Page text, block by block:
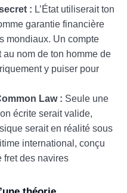
: L’État utiliserait ton
garantie financière
mondiaux. Un compte
nom de ton homme de
y puiser pour
Law : Seule une
écrite serait valide,
serait en réalité sous
international, conçu
fret des navires